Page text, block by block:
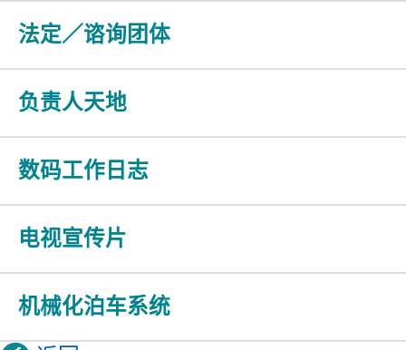
法定／谘询团体
负责人天地
数码工作日志
电视宣传片
机械化泊车系统